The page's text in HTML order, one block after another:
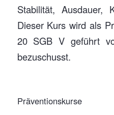
Stabilität, Ausdauer,
Dieser Kurs wird als
20 SGB V geführt
bezuschusst.
Präventionskurse